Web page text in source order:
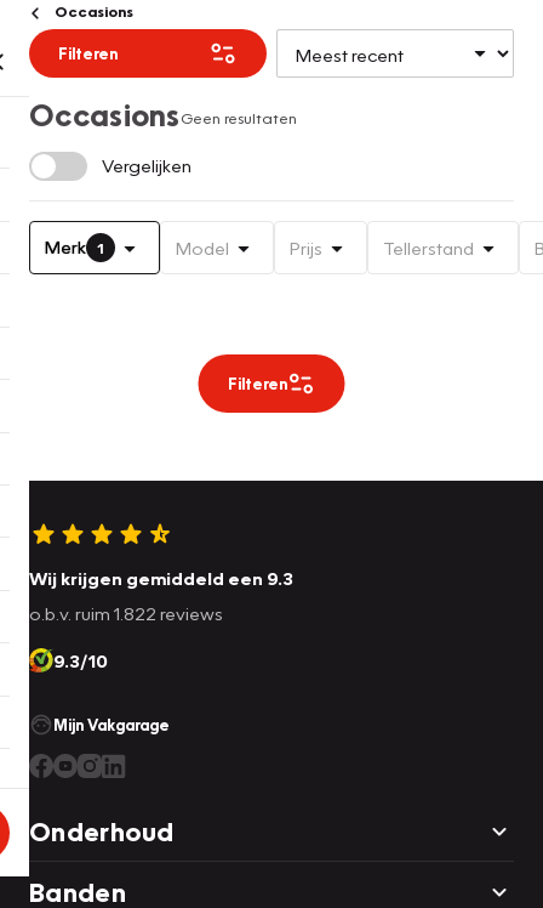
Occasions
Filteren
OccasionsGeen resultaten
Vergelijken
Merk 1 Model Prijs Tellerstand
Filteren
Wij krijgen gemiddeld een 9.3
o.b.v. ruim 1.822 reviews
9.3/10
Mijn Vakgarage
Onderhoud
Banden